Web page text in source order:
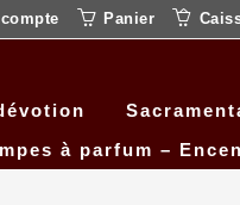
Panier
à parfum –